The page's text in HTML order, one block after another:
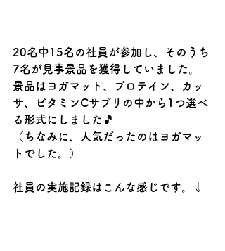
20名中15名の社員が参加し、そのうち
7名が見事景品を獲得していました。
景品はヨガマット、プロテイン、カッ
サ、ビタミンCサプリの中から1つ選べ
る形式にしました🎵
（ちなみに、人気だったのはヨガマッ
トでした。）
社員の実施記録はこんな感じです。↓